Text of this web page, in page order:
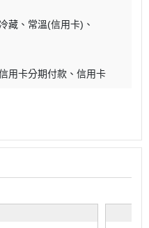
冷藏、常溫(信用卡)
用卡分期付款 信用卡